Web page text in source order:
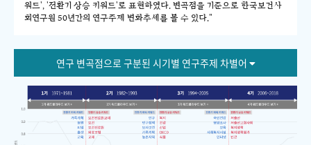
워드', '전환기 상승 키워드'로 표현하였다. 변곡점을 기준으로 한국보건사
회연구원 50년간의 연구주제 변화추세를 볼 수 있다."
연구 변곡점으로 구분된 시기별 연구주제 차별어